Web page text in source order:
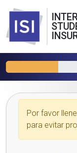
Por favor
para evitar